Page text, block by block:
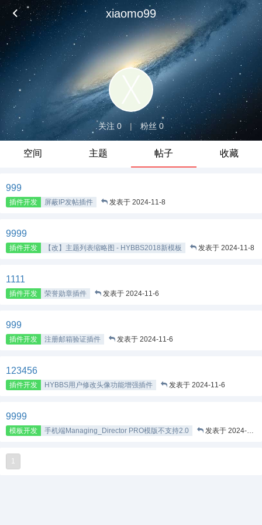
xiaomo99
关注 0 | 粉丝 0
空间 主题 帖子 收藏
999
插件开发 屏蔽IP发帖插件 发表于 2024-11-8
9999
插件开发 【改】主题列表缩略图 - HYBBS2018新模板 发表于 2024-11-8
1111
插件开发 荣誉勋章插件 发表于 2024-11-6
999
插件开发 注册邮箱验证插件 发表于 2024-11-6
123456
插件开发 HYBBS用户修改头像功能增强插件 发表于 2024-11-6
9999
模板开发 手机端Managing_Director PRO模版不支持2.0 发表于 2024-11-2
1